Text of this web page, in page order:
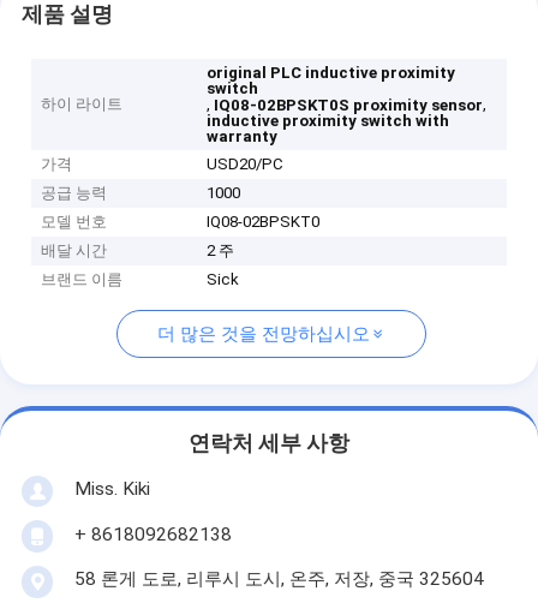
제품 설명
하이 라이트
original PLC inductive proximity
switch
, IQ08-02BPSKT0S proximity sensor,
inductive proximity switch with
warranty
가격
USD20/PC
공급 능력
1000
모델 번호
IQ08-02BPSKT0
배달 시간
2 주
브랜드 이름
Sick
더 많은 것을 전망하십시오
연락처 세부 사항
Miss. Kiki
+ 8618092682138
58 론게 도로, 리루시 도시, 온주, 저장, 중국 325604